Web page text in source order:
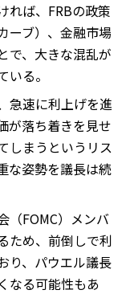
れば、FRBの政策
ーブ）、金融市場
で、大きな混乱が
る。
急速に利上げを進
が落ち着きを見せ
しまうというリス
な姿勢を議長は続
（FOMC）メンバ
ため、前倒しで利
り、パウエル議長
なる可能性もあ